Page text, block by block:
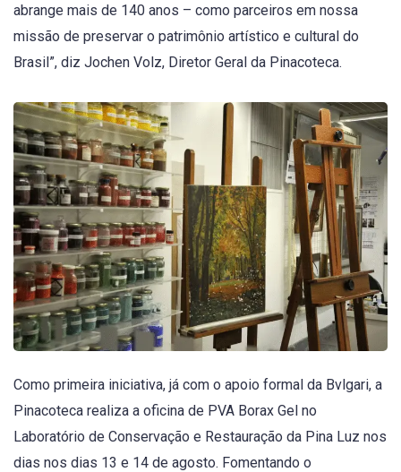
abrange mais de 140 anos – como parceiros em nossa
missão de preservar o patrimônio artístico e cultural do
Brasil”, diz Jochen Volz, Diretor Geral da Pinacoteca.
Como primeira iniciativa, já com o apoio formal da Bvlgari, a
Pinacoteca realiza a oficina de PVA Borax Gel no
Laboratório de Conservação e Restauração da Pina Luz nos
dias nos dias 13 e 14 de agosto. Fomentando o